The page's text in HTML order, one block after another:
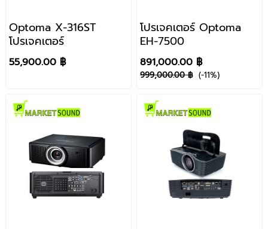
Optoma X-316ST
โปรเจคเตอร์
55,900.00 ฿
โปรเจคเตอร์ Optoma
EH-7500
891,000.00 ฿
999,000.00 ฿ (-11%)